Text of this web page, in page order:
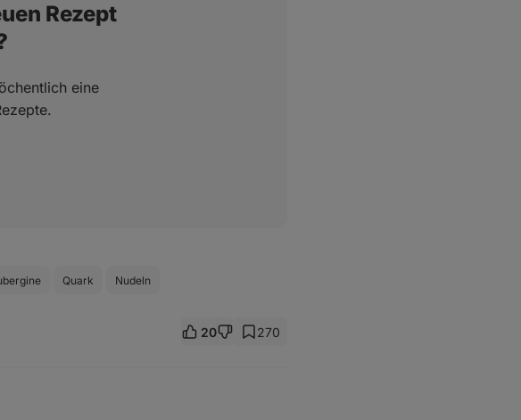
Rezept
eine
Quark Nudeln
20 270